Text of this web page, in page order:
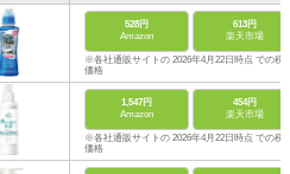
528円
Amazon
613円
楽天市場
※各社通販サイトの 2026年4月22日時点 での税
価格
1,547円
Amazon
454円
楽天市場
※各社通販サイトの 2026年4月22日時点 での税
価格